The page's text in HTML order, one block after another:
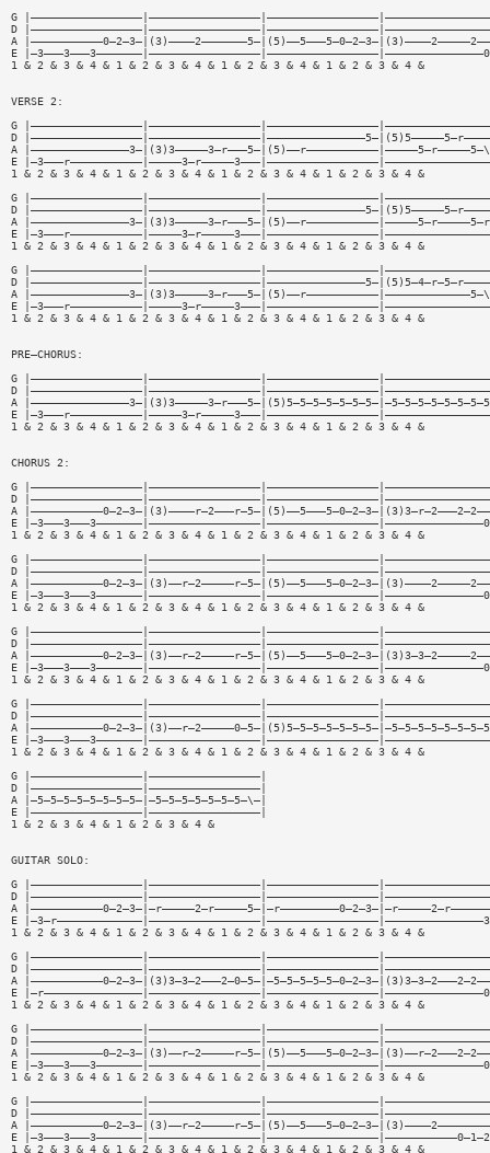
G
D
A
E
1 & 2 & 3 & 4 & 1 & 2 & 3 & 4 & 1 & 2 & 3 & 4 & 1 & 2 & 3 & 4 &
VERSE 2:
G
D
A
E
1 & 2 & 3 & 4 & 1 & 2 & 3 & 4 & 1 & 2 & 3 & 4 & 1 & 2 & 3 & 4 &
G
D
A
E
1 & 2 & 3 & 4 & 1 & 2 & 3 & 4 & 1 & 2 & 3 & 4 & 1 & 2 & 3 & 4 &
G
D
A
E
1 & 2 & 3 & 4 & 1 & 2 & 3 & 4 & 1 & 2 & 3 & 4 & 1 & 2 & 3 & 4 &
PRE—CHORUS:
G
D
A
E
1 & 2 & 3 & 4 & 1 & 2 & 3 & 4 & 1 & 2 & 3 & 4 & 1 & 2 & 3 & 4 &
CHORUS 2:
G
D
A
E
1 & 2 & 3 & 4 & 1 & 2 & 3 & 4 & 1 & 2 & 3 & 4 & 1 & 2 & 3 & 4 &
G
D
A
E
1 & 2 & 3 & 4 & 1 & 2 & 3 & 4 & 1 & 2 & 3 & 4 & 1 & 2 & 3 & 4 &
G
D
A
E
1 & 2 & 3 & 4 & 1 & 2 & 3 & 4 & 1 & 2 & 3 & 4 & 1 & 2 & 3 & 4 &
G
D
A
E
1 & 2 & 3 & 4 & 1 & 2 & 3 & 4 & 1 & 2 & 3 & 4 & 1 & 2 & 3 & 4 &
G |—————————————————|—————————————————|
D |—————————————————|—————————————————|
A |—5—5—5—5—5—5—5—5—|—5—5—5—5—5—5—5—\—|
E |—————————————————|—————————————————|
1 & 2 & 3 & 4 & 1 & 2 & 3 & 4 &
GUITAR SOLO:
G
D
A
E
1 & 2 & 3 & 4 & 1 & 2 & 3 & 4 & 1 & 2 & 3 & 4 & 1 & 2 & 3 & 4 &
G
D
A
E
1 & 2 & 3 & 4 & 1 & 2 & 3 & 4 & 1 & 2 & 3 & 4 & 1 & 2 & 3 & 4 &
G
D
A
E
1 & 2 & 3 & 4 & 1 & 2 & 3 & 4 & 1 & 2 & 3 & 4 & 1 & 2 & 3 & 4 &
G
D
A
E
1 & 2 & 3 & 4 & 1 & 2 & 3 & 4 & 1 & 2 & 3 & 4 & 1 & 2 & 3 & 4 &